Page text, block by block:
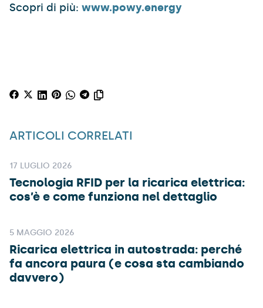
Scopri di più: www.powy.energy
ARTICOLI CORRELATI
17 LUGLIO 2026
Tecnologia RFID per la ricarica elettrica:
cos’è e come funziona nel dettaglio
5 MAGGIO 2026
Ricarica elettrica in autostrada: perché
fa ancora paura (e cosa sta cambiando
davvero)